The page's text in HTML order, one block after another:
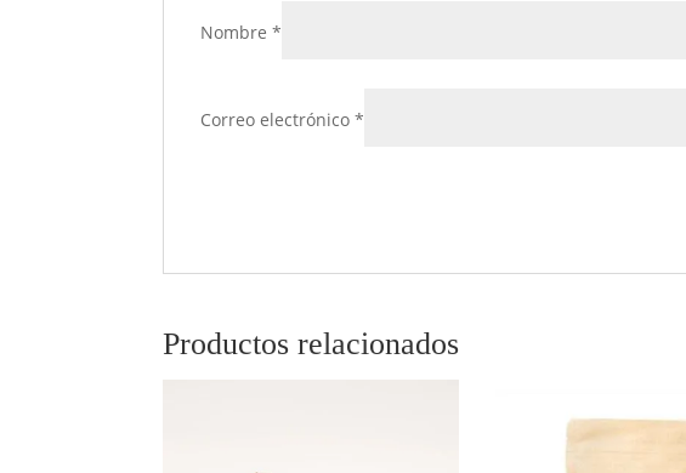
Nombre*
Correo electrónico*
Productos relacionados